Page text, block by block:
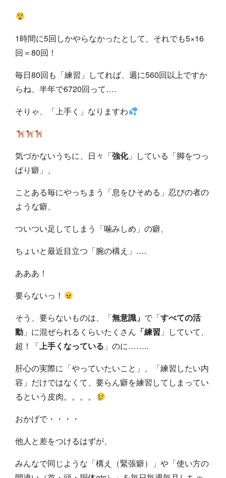
1時間に5回しかやらなかったとして、それでも5×16
回＝80回！
毎日80回も「練習」してれば、週に560回以上ですか
らね、半年で6720回って….
そりゃ、「上手く」なりますわ
気づかないうちに、日々「強化」している「脚をつっ
ぱり癖」、
ことある毎にやっちまう「息をひそめる」忍びの者の
ような癖、
ついつい足してしまう「噛みしめ」の癖、
ちょいと最近目立つ「腕の構え」….
あああ！
要らないっ！
そう、要らないものは、「無意識」 で「すべての活
動 」に混ぜられるくらいたくさん 「練習 」していて、
超！「上手くなっている 」のに……..
肝心の実際に「やっていたいこと」、「練習したい内
容」だけではなくて、要らん癖を練習してしまってい
るという皮肉。。。。
おかげで・・・・
他人と差をつけるはずが、
みんなで同じような「構え（緊張癖）」や「使い方の